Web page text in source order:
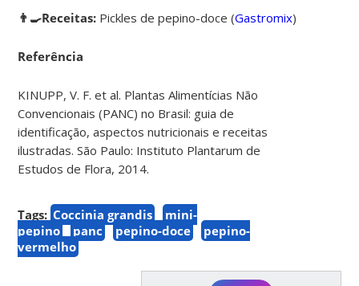
👨‍🍳Receitas: Pickles de pepino-doce (Gastromix)
Referência
KINUPP, V. F. et al. Plantas Alimentícias Não
Convencionais (PANC) no Brasil: guia de
identificação, aspectos nutricionais e receitas
ilustradas. São Paulo: Instituto Plantarum de
Estudos de Flora, 2014.
Tags: Coccinia grandis
mini-
pepino
panc pepino-doce
pepino-
vermelho